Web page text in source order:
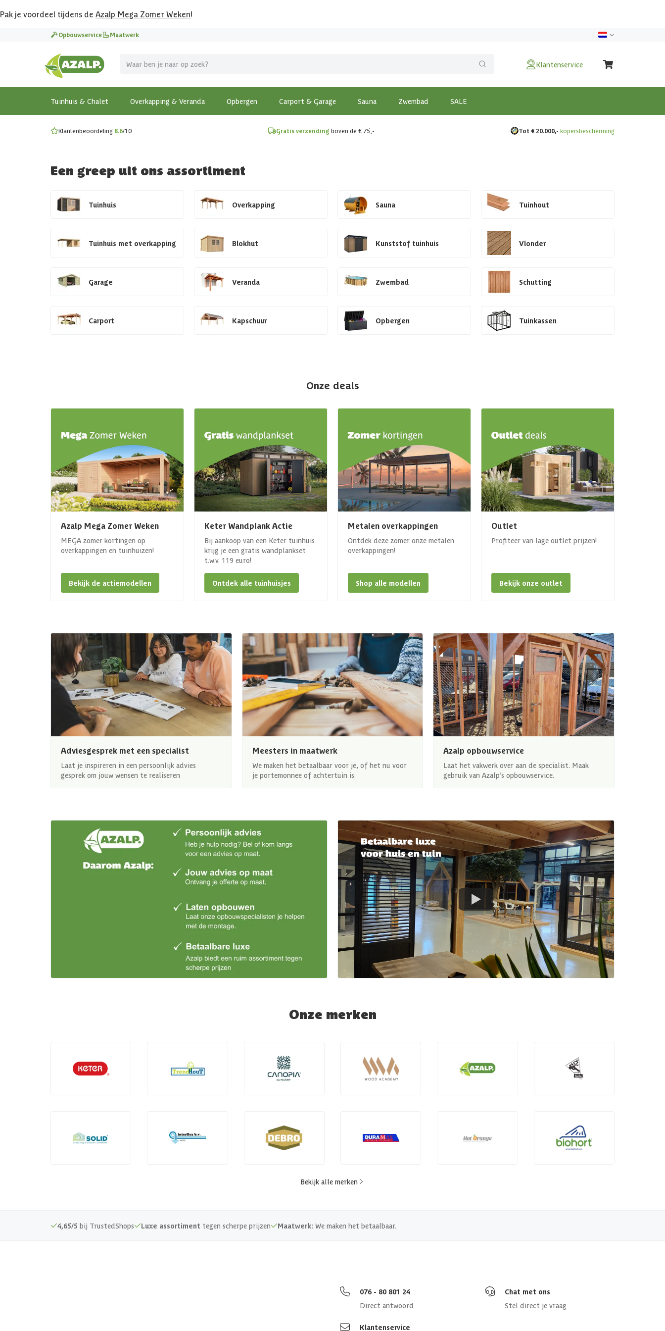
Pak je voordeel tijdens de Azalp Mega Zomer Weken!
Opbouwservice Maatwerk
Klantenservice
Tuinhuis & Chalet Overkapping & Veranda Opbergen Carport & Garage Sauna Zwembad SALE
Vier vakantie in je tuin
MEGA zomer kortingen op overkappingen en tuinhuizen!
Bekijk de actiemodellen
Gratis wandplankset
Ontdek onze metalen overkappingen
Klantenbeoordeling 8.6/10 Gratis verzending boven de € 75,- Tot € 20.000,- kopersbescherming
Een greep uit ons assortiment
Tuinhuis Overkapping Sauna Tuinhout
Tuinhuis met overkapping Blokhut Kunststof tuinhuis Vlonder
Garage Veranda Zwembad Schutting
Carport Kapschuur Opbergen Tuinkassen
Onze deals
Azalp Mega Zomer Weken
MEGA zomer kortingen op
overkappingen en tuinhuizen!
Bekijk de actiemodellen
Keter Wandplank Actie
Bij aankoop van een Keter tuinhuis
krijg je een gratis wandplankset
t.w.v. 119 euro!
Ontdek alle tuinhuisjes
Metalen overkappingen
Ontdek deze zomer onze metalen
overkappingen!
Shop alle modellen
Outlet
Profiteer van lage outlet prijzen!
Bekijk onze outlet
Adviesgesprek met een specialist
Laat je inspireren in een persoonlijk advies
gesprek om jouw wensen te realiseren
Meesters in maatwerk
We maken het betaalbaar voor je, of het nu voor
je portemonnee of achtertuin is.
Azalp opbouwservice
Laat het vakwerk over aan de specialist. Maak
gebruik van Azalp’s opbouwservice.
Onze merken
Bekijk alle merken
4,65/5 bij TrustedShops Luxe assortiment tegen scherpe prijzen Maatwerk: We maken het betaalbaar.
076 - 80 801 24
Direct antwoord
Chat met ons
Stel direct je vraag
Klantenservice